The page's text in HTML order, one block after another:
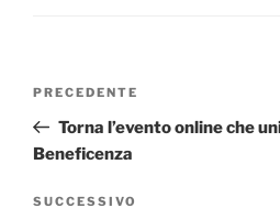
Articolo
precedente:
PRECEDENTE
Torna l’evento online che
Beneficenza
Articolo
SUCCESSIVO